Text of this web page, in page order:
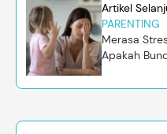
Artikel
PARENTING
Merasa
Apakah